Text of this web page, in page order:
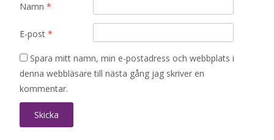
Namn *
E-post *
Spara mitt namn, min e-postadress och webbplats i
denna webbläsare till nästa gång jag skriver en
kommentar.